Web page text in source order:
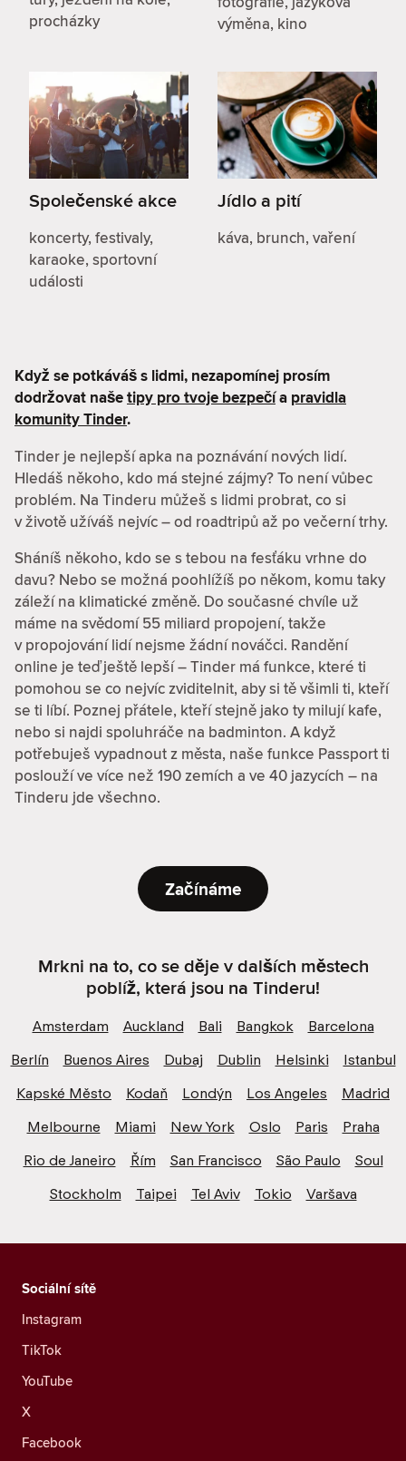
procházky
výměna, kino
Společenské akce
koncerty, festivaly,
karaoke, sportovní
události
Jídlo a pití
káva, brunch, vaření
Když se potkáváš s lidmi, nezapomínej prosím
dodržovat našetipy pro tvoje bezpečía pravidla
komunity Tinder.
Tinder je nejlepší apka na poznávání nových lidí.
Hledáš někoho, kdo má stejné zájmy? To není vůbec
problém. Na Tinderu můžeš s lidmi probrat, co si
v životě užíváš nejvíc – od roadtripů až po večerní trhy.
Sháníš někoho, kdo se s tebou na fesťáku vrhne do
davu? Nebo se možná poohlížíš po někom, komu taky
záleží na klimatické změně. Do současné chvíle už
máme na svědomí 55 miliard propojení, takže
v propojování lidí nejsme žádní nováčci. Randění
online je teď ještě lepší – Tinder má funkce, které ti
pomohou se co nejvíc zviditelnit, aby si tě všimli ti, kteří
se ti líbí. Poznej přátele, kteří stejně jako ty milují kafe,
nebo si najdi spoluhráče na badminton. A když
potřebuješ vypadnout z města, naše funkce Passport ti
poslouží ve více než 190 zemích a ve 40 jazycích – na
Tinderu jde všechno.
Začínáme
Mrkni na to, co se děje v dalších městech
poblíž, která jsou na Tinderu!
Amsterdam Auckland Bali Bangkok
Barcelona
Berlín
Buenos Aires Dubaj Dublin Helsinki
Istanbul
Kapské Město
Kodaň Londýn Los Angeles
Madrid
Melbourne
Miami New York Oslo Paris
Praha
Rio de Janeiro
Řím San Francisco São Paulo
Soul
Stockholm
Taipei Tel Aviv Tokio Varšava
Sociální sítě
Instagram
TikTok
YouTube
X
Facebook